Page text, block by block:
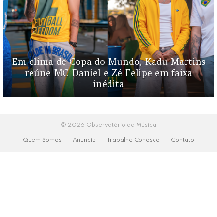
Em clima de Copa do Mundo, Kadu Martins
reúne MC Daniel e Zé Felipe em faixa
inédita
© 2026 Observatório da Música
Quem Somos Anuncie Trabalhe Conosco Contato